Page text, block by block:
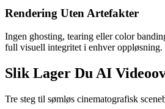
Rendering Uten Artefakter
Ingen ghosting, tearing eller color
full visuell integritet i enhver oppløsning.
Slik Lager Du AI
Tre steg til sømløs cinematografisk